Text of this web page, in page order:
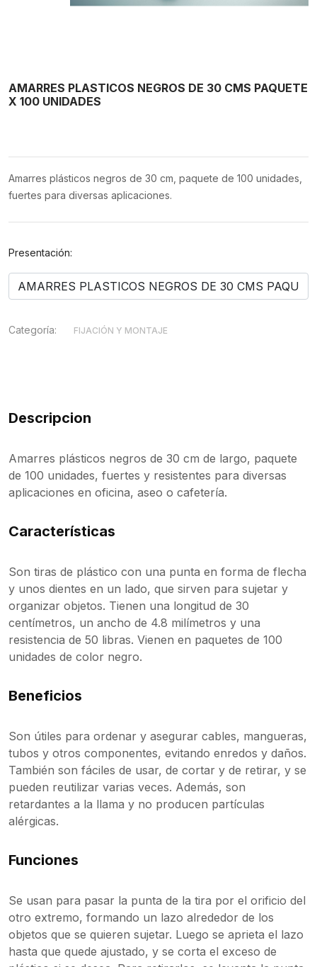
AMARRES PLASTICOS NEGROS DE 30 CMS PAQUETE
X 100 UNIDADES
Amarres plásticos negros de 30 cm, paquete de 100 unidades,
fuertes para diversas aplicaciones.
Presentación:
Categoría: FIJACIÓN Y MONTAJE
Descripcion
Amarres plásticos negros de 30 cm de largo, paquete
de 100 unidades, fuertes y resistentes para diversas
aplicaciones en oficina, aseo o cafetería.
Características
Son tiras de plástico con una punta en forma de flecha
y unos dientes en un lado, que sirven para sujetar y
organizar objetos. Tienen una longitud de 30
centímetros, un ancho de 4.8 milímetros y una
resistencia de 50 libras. Vienen en paquetes de 100
unidades de color negro.
Beneficios
Son útiles para ordenar y asegurar cables, mangueras,
tubos y otros componentes, evitando enredos y daños.
También son fáciles de usar, de cortar y de retirar, y se
pueden reutilizar varias veces. Además, son
retardantes a la llama y no producen partículas
alérgicas.
Funciones
Se usan para pasar la punta de la tira por el orificio del
otro extremo, formando un lazo alrededor de los
objetos que se quieren sujetar. Luego se aprieta el lazo
hasta que quede ajustado, y se corta el exceso de